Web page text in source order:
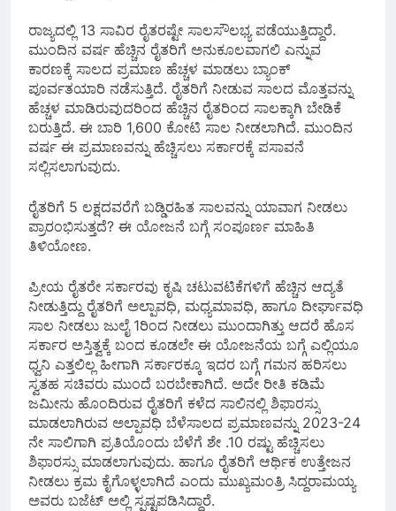
ರಾಜ್ಯದಲ್ಲಿ 13 ಸಾವಿರ ರೈತರಷ್ಟೇ ಸಾಲಸೌಲಭ್ಯ ಪಡೆಯುತ್ತಿದ್ದಾರೆ.
ಮುಂದಿನ ವರ್ಷ ಹೆಚ್ಚಿನ ರೈತರಿಗೆ ಅನುಕೂಲವಾಗಲಿ ಎನ್ನುವ
ಕಾರಣಕ್ಕೆ ಸಾಲದ ಪ್ರಮಾಣ ಹೆಚ್ಚಳ ಮಾಡಲು ಬ್ಯಾಂಕ್
ಪೂರ್ವತಯಾರಿ ನಡೆಸುತ್ತಿದೆ. ರೈತರಿಗೆ ನೀಡುವ ಸಾಲದ ಮೊತ್ತವನ್ನು
ಹೆಚ್ಚಳ ಮಾಡಿರುವುದರಿಂದ ಹೆಚ್ಚಿನ ರೈತರಿಂದ ಸಾಲಕ್ಕಾಗಿ ಬೇಡಿಕೆ
ಬರುತ್ತಿದೆ. ಈ ಬಾರಿ 1,600 ಕೋಟಿ ಸಾಲ ನೀಡಲಾಗಿದೆ. ಮುಂದಿನ
ವರ್ಷ ಈ ಪ್ರಮಾಣವನ್ನು ಹೆಚ್ಚಿಸಲು ಸರ್ಕಾರಕ್ಕೆ ಪಸಾವನೆ
ಸಲ್ಲಿಸಲಾಗುವುದು.
ರೈತರಿಗೆ 5 ಲಕ್ಷದವರೆಗೆ ಬಡ್ಡಿರಹಿತ ಸಾಲವನ್ನು ಯಾವಾಗ ನೀಡಲು
ಪ್ರಾರಂಭಿಸುತ್ತದೆ? ಈ ಯೋಜನೆ ಬಗ್ಗೆ ಸಂಪೂರ್ಣ ಮಾಹಿತಿ
ತಿಳಿಯೋಣ.
ಪ್ರೀಯ ರೈತರೇ ಸರ್ಕಾರವು ಕೃಷಿ ಚಟುವಟಿಕೆಗಳಿಗೆ ಹೆಚ್ಚಿನ ಆದ್ಯತೆ
ನೀಡುತ್ತಿದ್ದು ರೈತರಿಗೆ ಅಲ್ಪಾವಧಿ, ಮಧ್ಯಮಾವಧಿ, ಹಾಗೂ ದೀರ್ಘಾವಧಿ
ಸಾಲ ನೀಡಲು ಜುಲೈ 1ರಿಂದ ನೀಡಲು ಮುಂದಾಗಿತ್ತು ಆದರೆ ಹೊಸ
ಸರ್ಕಾರ ಅಸ್ತಿತ್ವಕ್ಕೆ ಬಂದ ಕೂಡಲೇ ಈ ಯೋಜನೆಯ ಬಗ್ಗೆ ಎಲ್ಲಿಯೂ
ಧ್ವನಿ ಎತ್ತಲಿಲ್ಲ ಹೀಗಾಗಿ ಸರ್ಕಾರಕ್ಕೂ ಇದರ ಬಗ್ಗೆ ಗಮನ ಹರಿಸಲು
ಸ್ವತಹ ಸಚಿವರು ಮುಂದೆ ಬರಬೇಕಾಗಿದೆ. ಅದೇ ರೀತಿ ಕಡಿಮೆ
ಜಮೀನು ಹೊಂದಿರುವ ರೈತರಿಗೆ ಕಳೆದ ಸಾಲಿನಲ್ಲಿ ಶಿಫಾರಸ್ಸು
ಮಾಡಲಾಗಿರುವ ಅಲ್ಪಾವಧಿ ಬೆಳೆಸಾಲದ ಪ್ರಮಾಣವನ್ನು 2023-24
ನೇ ಸಾಲಿಗಾಗಿ ಪ್ರತಿಯೊಂದು ಬೆಳೆಗೆ ಶೇ .10 ರಷ್ಟು ಹೆಚ್ಚಿಸಲು
ಶಿಫಾರಸ್ಸು ಮಾಡಲಾಗುವುದು. ಹಾಗೂ ರೈತರಿಗೆ ಆರ್ಥಿಕ ಉತ್ತೇಜನ
ನೀಡಲು ಕ್ರಮ ಕೈಗೊಳ್ಳಲಾಗಿದೆ ಎಂದು ಮುಖ್ಯಮಂತ್ರಿ ಸಿದ್ದರಾಮಯ್ಯ
ಅವರು ಬಜೆಟ್ ಅಲ್ಲಿ ಸ್ಪಷ್ಟಪಡಿಸಿದ್ದಾರೆ.